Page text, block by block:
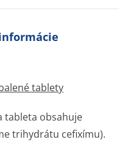
tablety
tableta obsahuje
trihydrátu cefixímu).